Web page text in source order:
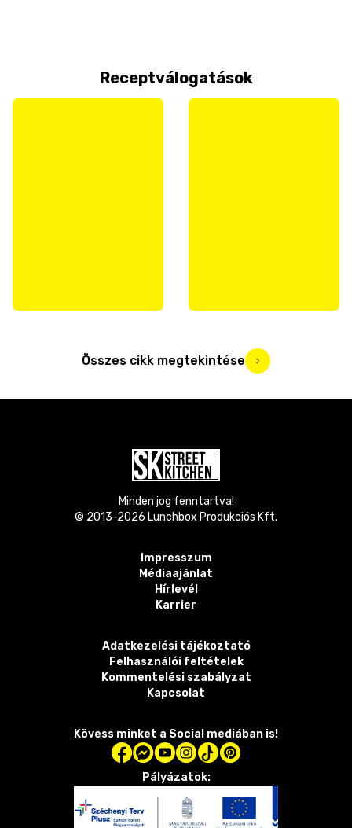
Receptválogatások
Összes cikk megtekintése
Minden jog fenntartva!
© 2013-2026 Lunchbox Produkciós Kft.
Impresszum
Médiaajánlat
Hírlevél
Karrier
Adatkezelési tájékoztató
Felhasználói feltételek
Kommentelési szabályzat
Kapcsolat
Kövess minket a Social mediában is!
Pályázatok: